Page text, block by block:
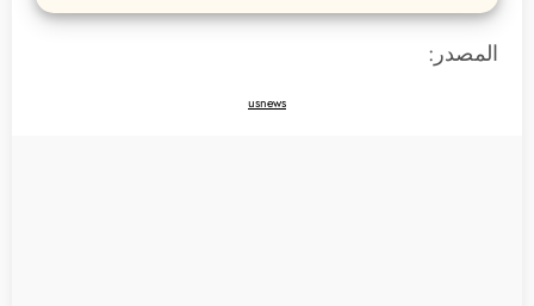
المصدر:
usnews